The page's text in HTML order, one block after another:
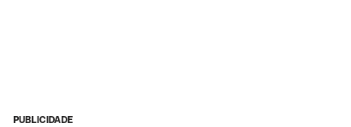
PUBLICIDADE